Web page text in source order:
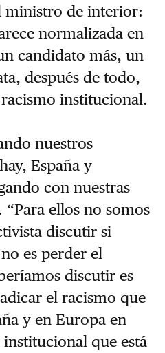
ministro de interior:
normalizada en
candidato más, un
después de todo,
institucional.
nuestros
España y
con nuestras
“Para ellos no somos
discutir si
es perder el
discutir es
el racismo que
y en Europa en
que está